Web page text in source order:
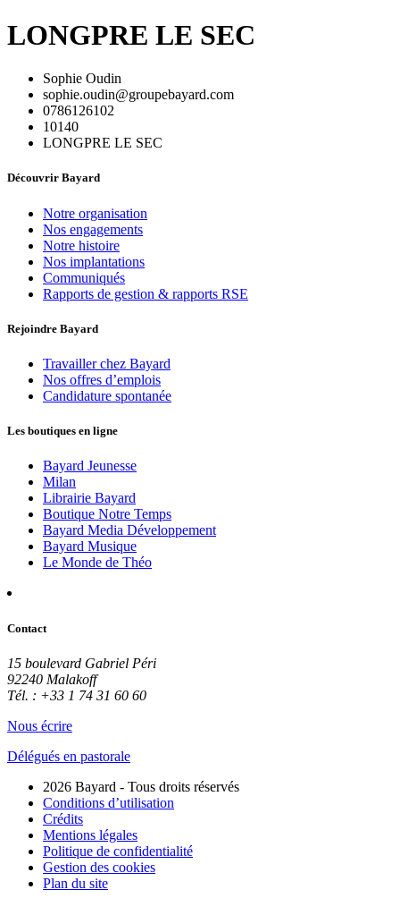
LONGPRE LE SEC
Sophie Oudin
sophie.oudin@groupebayard.com
0786126102
10140
LONGPRE LE SEC
Découvrir Bayard
Notre organisation
Nos engagements
Notre histoire
Nos implantations
Communiqués
Rapports de gestion & rapports RSE
Rejoindre Bayard
Travailler chez Bayard
Nos offres d’emplois
Candidature spontanée
Les boutiques en ligne
Bayard Jeunesse
Milan
Librairie Bayard
Boutique Notre Temps
Bayard Media Développement
Bayard Musique
Le Monde de Théo
Contact
15 boulevard Gabriel Péri
92240 Malakoff
Tél. : +33 1 74 31 60 60
Nous écrire
Délégués en pastorale
2026 Bayard - Tous droits réservés
Conditions d’utilisation
Crédits
Mentions légales
Politique de confidentialité
Gestion des cookies
Plan du site